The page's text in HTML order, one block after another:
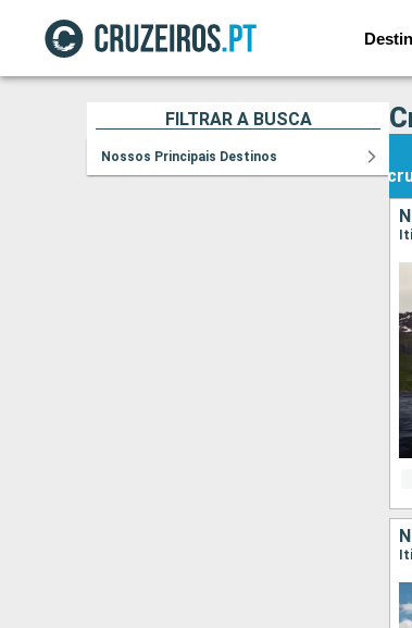
FILTRAR A BUSCA
Nossos Principais Destinos